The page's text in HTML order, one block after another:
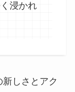
浸かれ
しさとアク